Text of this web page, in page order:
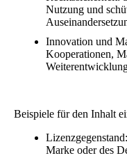
Nutzung und
Innovation und
Kooperationen,
Beispiele für den Inhalt
Marke oder des